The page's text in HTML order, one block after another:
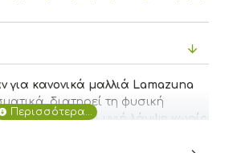
κανονικά μαλλιά Lamazuna
διατηρεί τη φυσική
και χαρίζει υγιή λάμψη χωρίς